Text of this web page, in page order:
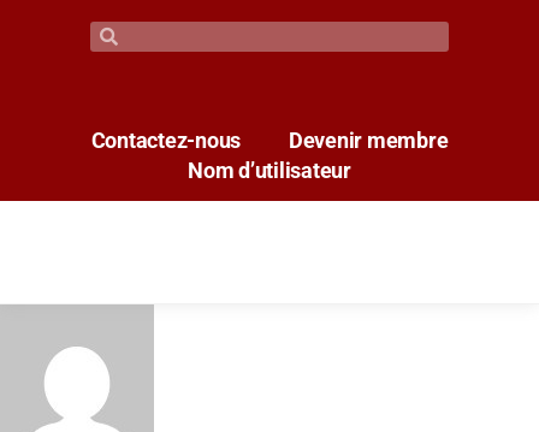
Contactez-nous
Devenir membre
Nom d’utilisateur